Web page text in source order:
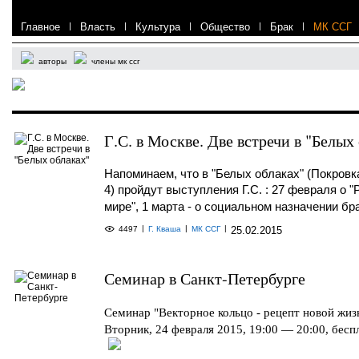
Главное | Власть | Культура | Общество | Брак | МК ССГ
авторы члены мк ссг
Г.С. в Москве. Две встречи в "Белых
Напоминаем, что в "Белых облаках"
4) пройдут выступления Г.С. : 27 февраля о
мире", 1 марта - о социальном назначении
4497 | Г. Кваша | МК ССГ | 25.02.2015
Семинар в Санкт-Петербурге
Семинар "Векторное кольцо - рецепт новой
Вторник, 24 февраля 2015, 19:00 — 20:00,